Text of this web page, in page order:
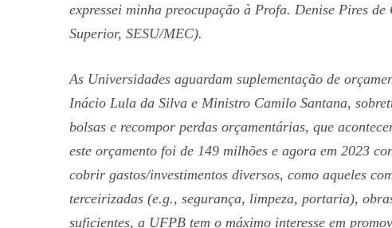
expressei minha preocupação à Profa. Denise Pires
Superior, SESU/MEC).
As Universidades aguardam suplementação de
Inácio Lula da Silva e Ministro Camilo Santana,
bolsas e recompor perdas orçamentárias, que
este orçamento foi de 149 milhões e agora em 2023
cobrir gastos/investimentos diversos, como aqueles
terceirizadas (e.g., segurança, limpeza, portaria),
suficientes, a UFPB tem o máximo interesse em